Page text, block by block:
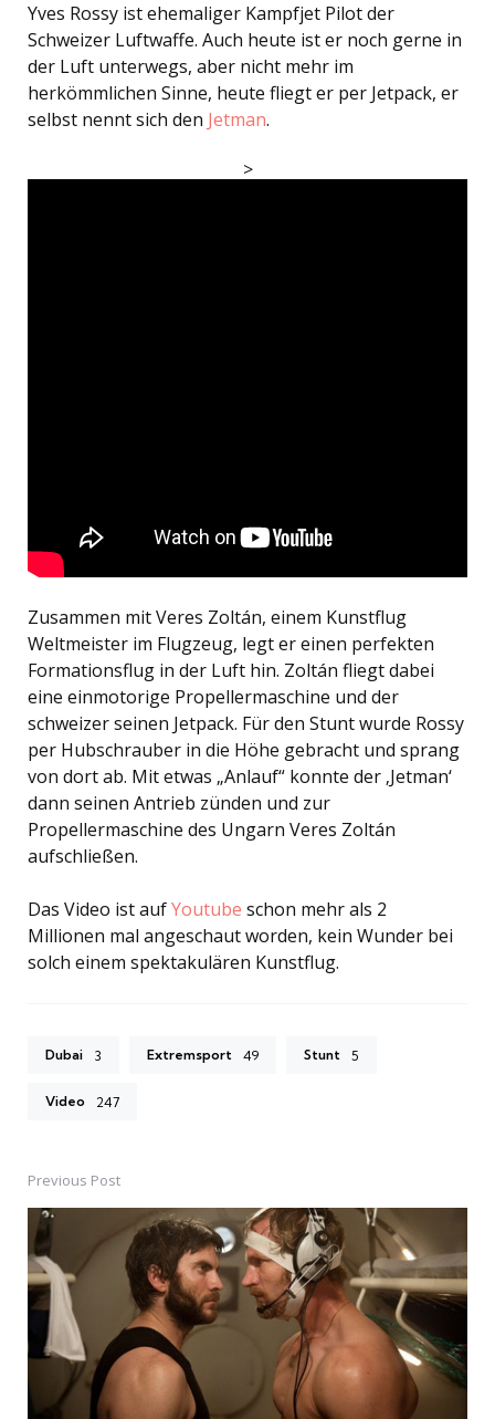
Yves Rossy ist ehemaliger Kampfjet Pilot der
Schweizer Luftwaffe. Auch heute ist er noch gerne in
der Luft unterwegs, aber nicht mehr im
herkömmlichen Sinne, heute fliegt er per Jetpack, er
selbst nennt sich den Jetman.
>
Zusammen mit Veres Zoltán, einem Kunstflug
Weltmeister im Flugzeug, legt er einen perfekten
Formationsflug in der Luft hin. Zoltán fliegt dabei
eine einmotorige Propellermaschine und der
schweizer seinen Jetpack. Für den Stunt wurde Rossy
per Hubschrauber in die Höhe gebracht und sprang
von dort ab. Mit etwas „Anlauf“ konnte der ‚Jetman‘
dann seinen Antrieb zünden und zur
Propellermaschine des Ungarn Veres Zoltán
aufschließen.
Das Video ist aufYoutube schon mehr als 2
Millionen mal angeschaut worden, kein Wunder bei
solch einem spektakulären Kunstflug.
Dubai 3 Extremsport 49 Stunt 5
Video 247
Post
navigation
Previous Post